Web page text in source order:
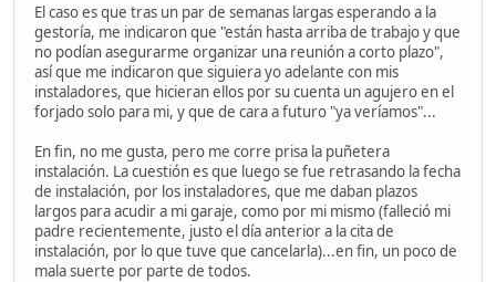
El caso es que tras un par de semanas largas esperando a la
gestoría, me indicaron que "están hasta arriba de trabajo y que
no podían asegurarme organizar una reunión a corto plazo",
así que me indicaron que siguiera yo adelante con mis
instaladores, que hicieran ellos por su cuenta un agujero en el
forjado solo para mi, y que de cara a futuro "ya veríamos"...
En fin, no me gusta, pero me corre prisa la puñetera
instalación. La cuestión es que luego se fue retrasando la fecha
de instalación, por los instaladores, que me daban plazos
largos para acudir a mi garaje, como por mi mismo (falleció mi
padre recientemente, justo el día anterior a la cita de
instalación, por lo que tuve que cancelarla)...en fin, un poco de
mala suerte por parte de todos.